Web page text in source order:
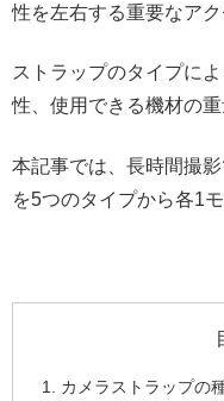
性を左右する重要なアク
ストラップのタイプに
性、使用できる機材の
本記事では、長時間撮
を5つのタイプから各1
カメラストラップの